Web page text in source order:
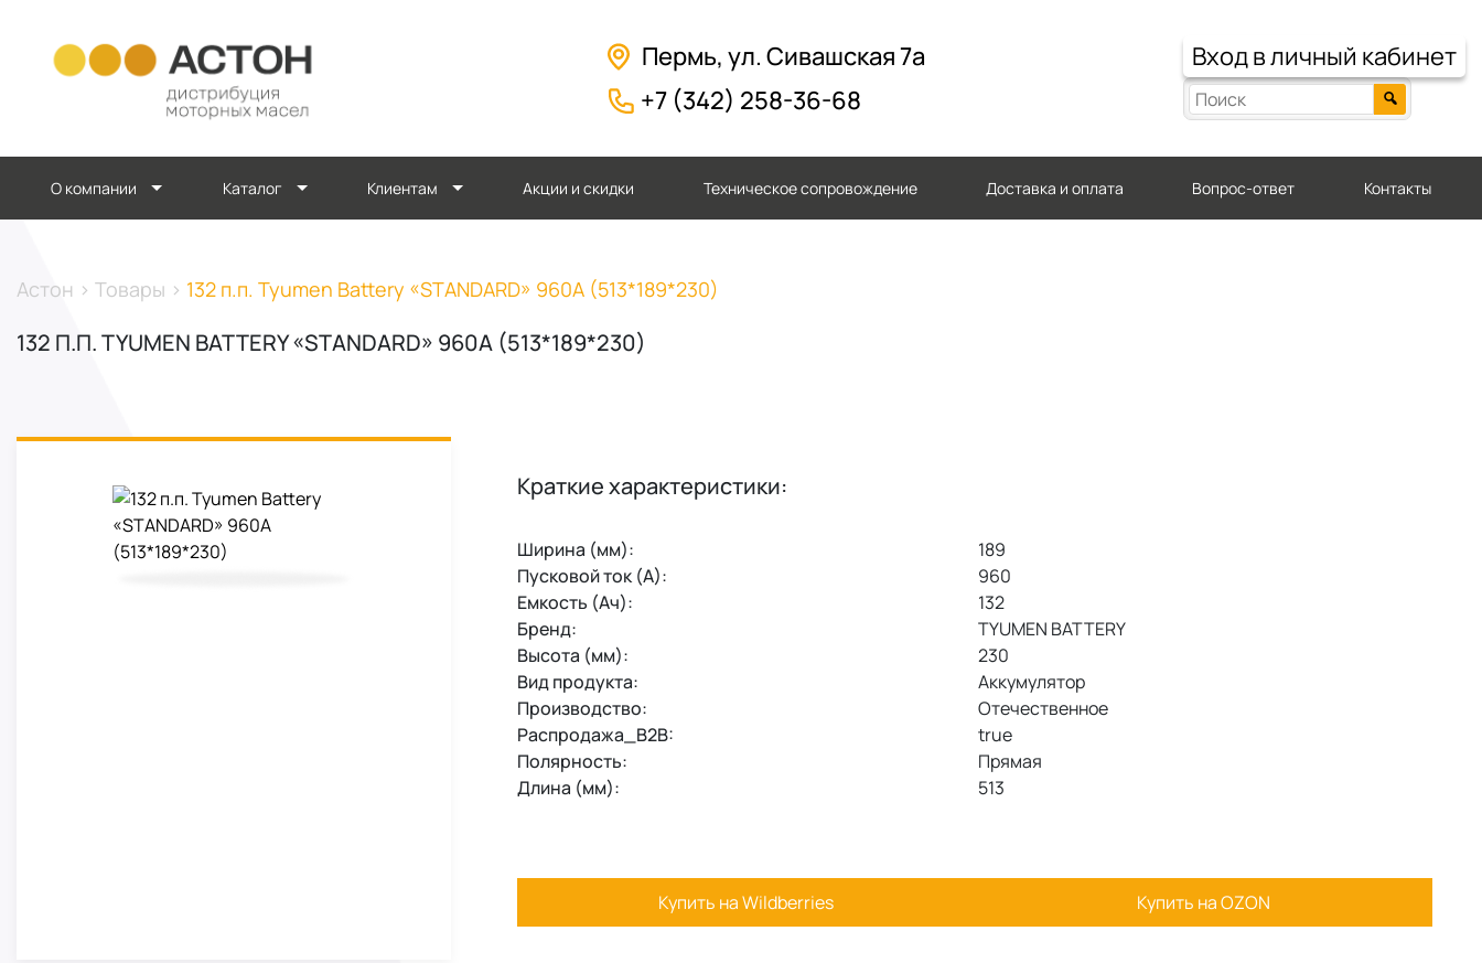
Пермь, ул. Сивашская 7а
+7 (342) 258-36-68
Вход в личный кабинет
О компании Каталог Клиентам Акции и скидки Техническое сопровождение Доставка и оплата Вопрос-ответ Контакты
Астон > Товары > 132 п.п. Tyumen Battery «STANDARD» 960А (513*189*230)
132 П.П. TYUMEN BATTERY «STANDARD» 960А (513*189*230)
Краткие характеристики:
Ширина (мм):
189
Пусковой ток (А):
960
Емкость (Ач):
132
Бренд:
TYUMEN BATTERY
Высота (мм):
230
Вид продукта:
Аккумулятор
Производство:
Отечественное
Распродажа_В2В:
true
Полярность:
Прямая
Длина (мм):
513
Купить на Wildberries Купить на OZON